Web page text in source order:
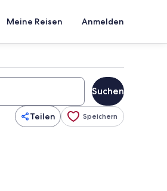
Meine Reisen Anmelden
Suchen
Teilen Speichern